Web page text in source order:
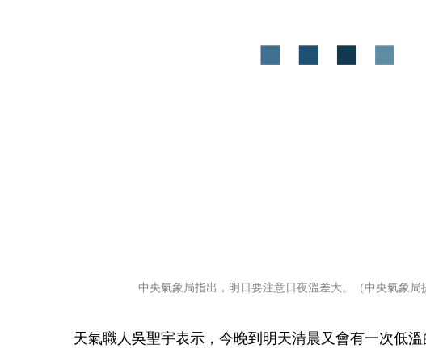
中央氣象局指出，明日要注意日夜溫差大。（中央氣象局
天氣職人吳聖宇表示，今晚到明天清晨又會有一次低